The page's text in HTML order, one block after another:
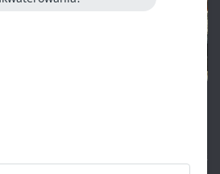
Polityka ciasteczek